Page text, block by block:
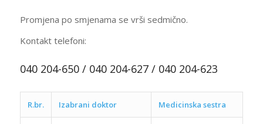
Promjena po smjenama se vrši sedmično.
Kontakt telefoni:
040 204-650 / 040 204-627 / 040 204-623
R.br. Izabrani doktor Medicinska sestra